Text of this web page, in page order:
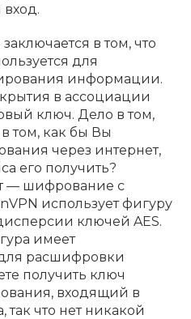
вход.
в том, что
для
информации.
в ассоциации
ключ. Дело в том,
том, как бы Вы
через интернет,
его получить?
— шифрование с
использует фигуру
ключей AES.
имеет
расшифровки
получить ключ
входящий в
так что нет никакой